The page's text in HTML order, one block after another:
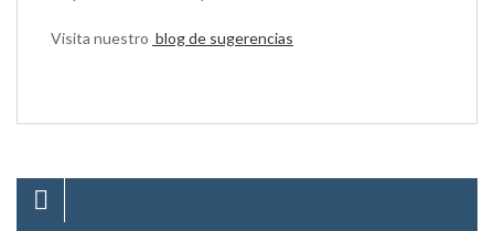
Visita nuestro blog de sugerencias